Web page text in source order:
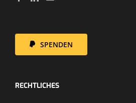
SPENDEN
RECHT­LI­CHES